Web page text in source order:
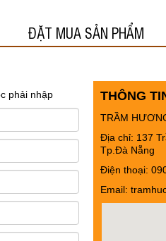
ĐẶT MUA SẢN PHẨM
phải nhập THÔNG
TRẦM
Địa chỉ: 137
Tp.Đà Nẵng
Điện thoại:
Email: